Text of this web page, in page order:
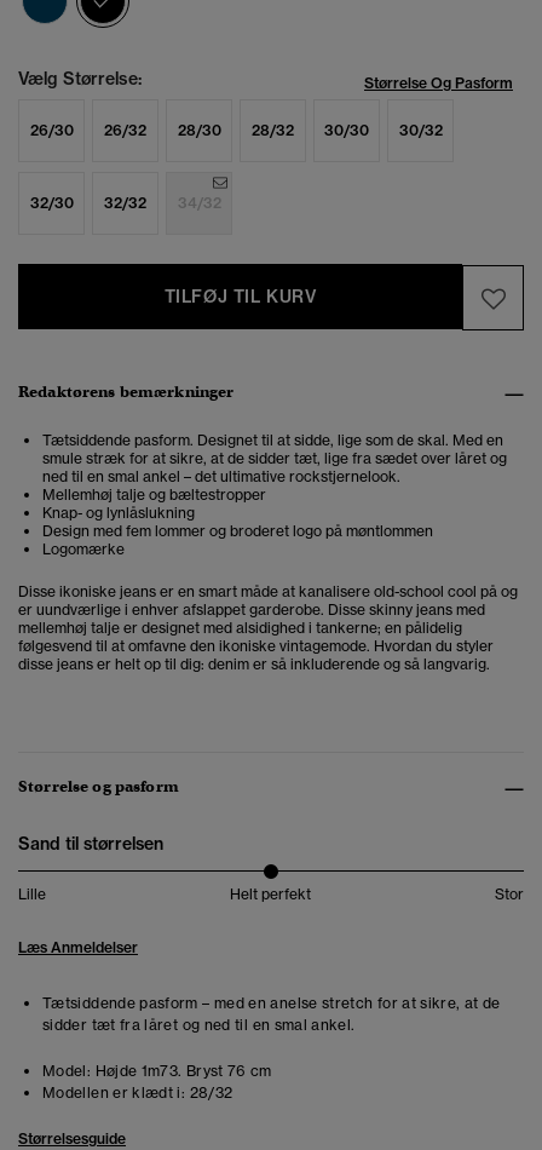
Vælg Størrelse: Størrelse Og Pasform
26/30 26/32 28/30 28/32 30/30 30/32
32/30 32/32 34/32
TILFØJ TIL KURV
Redaktørens bemærkninger
Tætsiddende pasform. Designet til at sidde, lige som de skal. Med en
smule stræk for at sikre, at de sidder tæt, lige fra sædet over låret og
ned til en smal ankel – det ultimative rockstjernelook.
Mellemhøj talje og bæltestropper
Knap- og lynlåslukning
Design med fem lommer og broderet logo på møntlommen
Logomærke
Disse ikoniske jeans er en smart måde at kanalisere old-school cool på og
er uundværlige i enhver afslappet garderobe. Disse skinny jeans med
mellemhøj talje er designet med alsidighed i tankerne; en pålidelig
følgesvend til at omfavne den ikoniske vintagemode. Hvordan du styler
disse jeans er helt op til dig: denim er så inkluderende og så langvarig.
Størrelse og pasform
Sand til størrelsen
Lille Helt perfekt Stor
Læs Anmeldelser
Tætsiddende pasform – med en anelse stretch for at sikre, at de
sidder tæt fra låret og ned til en smal ankel.
Model: Højde 1m73. Bryst 76 cm
Modellen er klædt i: 28/32
Størrelsesguide